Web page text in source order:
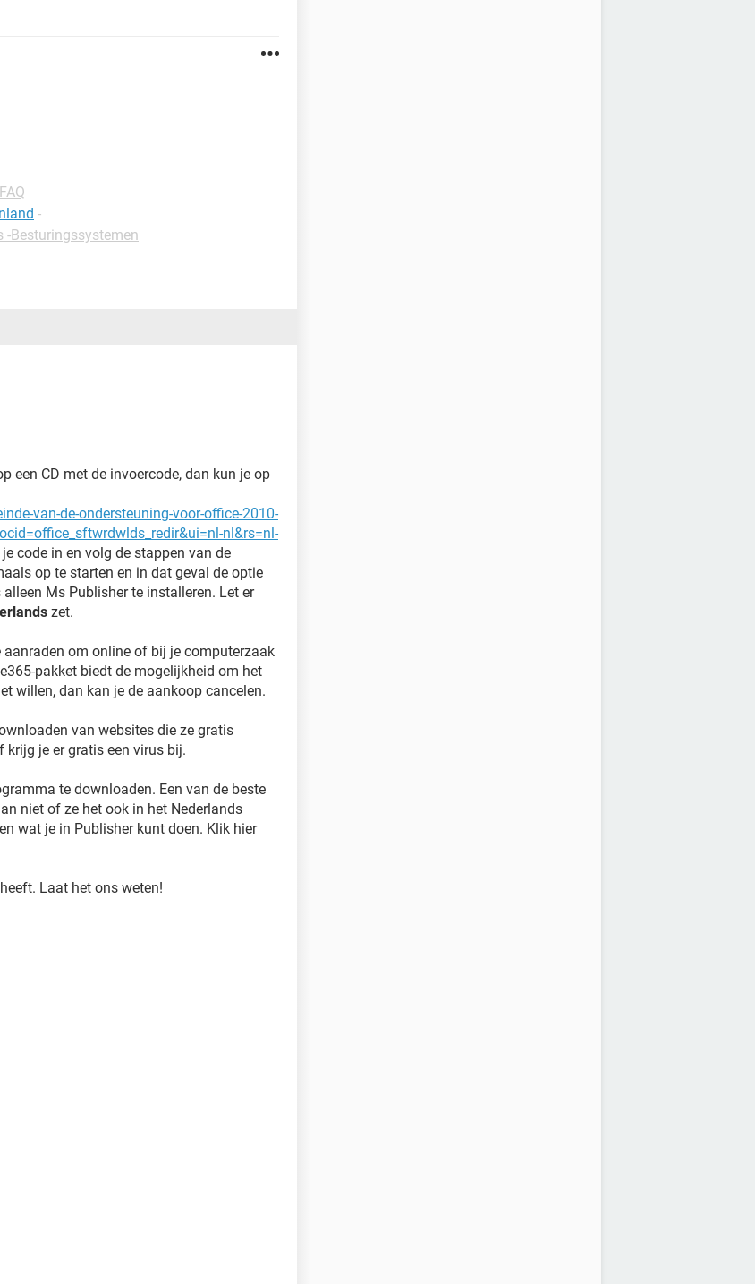
-
-Besturingssystemen
een CD met de invoercode, dan kun je op
van-de-ondersteuning-voor-office-2010-
nl&rs=nl-
code in en volg de stappen van de
op te starten en in dat geval de optie
Ms Publisher te installeren. Let er
zet.
om online of bij je computerzaak
pakket biedt de mogelijkheid om het
willen, dan kan je de aankoop cancelen.
van websites die ze gratis
krijg je er gratis een virus bij.
te downloaden. Een van de beste
niet of ze het ook in het Nederlands
wat je in Publisher kunt doen. Klik hier
Laat het ons weten!